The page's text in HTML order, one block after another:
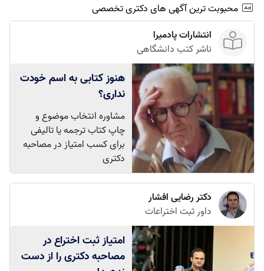
محبوبت ترین آگهی های دکتری تخصصی
انتشارات پادمیرا
ناشر کتب دانشگاهی
هنوز کتابی به اسم خودت
نداری؟
مشاوره انتخاب موضوع و
چاپ کتاب ترجمه یا تالیفی
برای کسب امتیاز در مصاحبه
دکتری
دکتر رضایی افشار
داور ثبت اختراعات
امتیاز ثبت اختراع در
مصاحبه دکتری را از دست